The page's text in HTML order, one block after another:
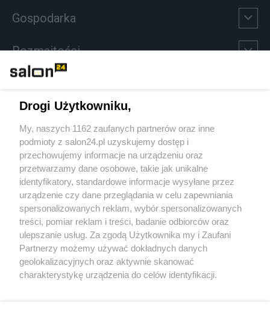
Gospodarka
Rozmaitości
Sport
Społeczeństwo
Kultura
X Facebook Instagram Youtube
Drogi Użytkowniku,
My, naszych 1162 zaufanych partnerów oraz inne
podmioty z salon24.pl uzyskujemy dostęp i
przechowujemy informacje na urządzeniu oraz
przetwarzamy dane osobowe, takie jak unikalne
identyfikatory, standardowe informacje wysyłane przez
urządzenie czy dane przeglądania w celu zapewniania
spersonalizowanych reklam, wybór spersonalizowanych
treści, pomiar reklam i treści, badanie odbiorców oraz
ulepszanie usług. Za zgodą Użytkownika my i Zaufani
Partnerzy możemy używać dokładnych danych
geolokalizacyjnych oraz aktywnie skanować
charakterystykę urządzenia do celów identyfikacji.